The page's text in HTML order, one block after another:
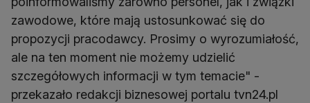
zawodowe, które mają ustosunkować się do
propozycji pracodawcy. Prosimy o wyrozumiałość,
ale na ten moment nie możemy udzielić
szczegółowych informacji w tym temacie" -
przekazało redakcji biznesowej portalu tvn24.pl